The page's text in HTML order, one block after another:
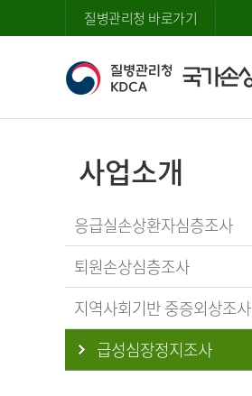
질병관리청 바로가기
사업소개
응급실손상환자심층조사
퇴원손상심층조사
지역사회기반 중증외상조사
급성심장정지조사